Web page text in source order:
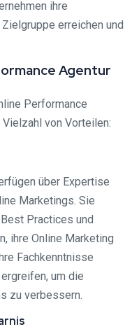
ihre
erreichen und
Agentur
Performance
von Vorteilen:
über Expertise
Marketings. Sie
Practices und
ihre Online Marketing
Fachkenntnisse
um die
zu verbessern.